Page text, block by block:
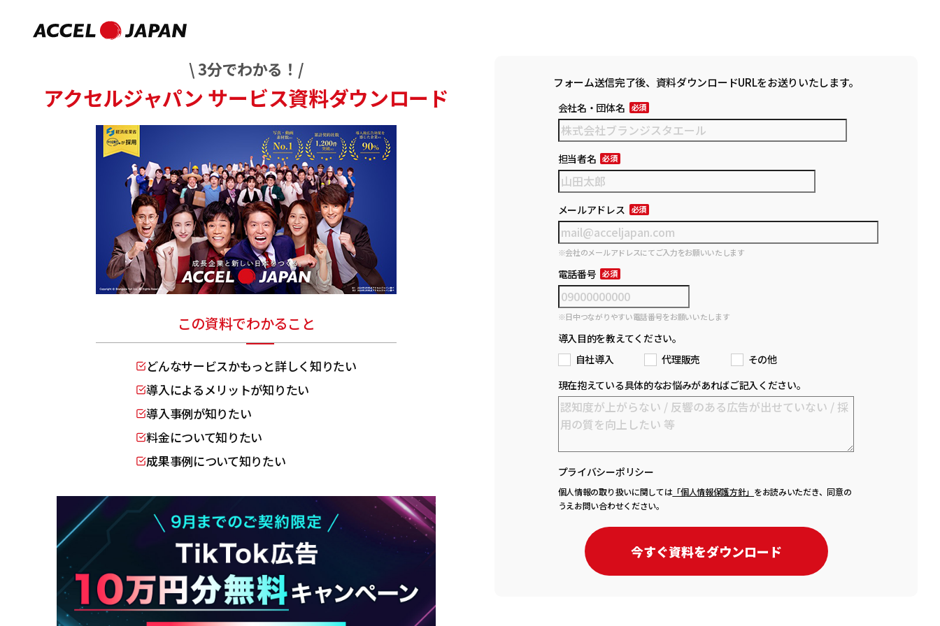
\ 3分でわかる！/
アクセルジャパンサービス資料ダウンロード
この資料でわかること
どんなサービスかもっと詳しく知りたい
導入によるメリットが知りたい
導入事例が知りたい
料金について知りたい
成果事例について知りたい
フォーム送信完了後、資料ダウンロードURLをお送りいたします。
会社名・団体名
担当者名
メールアドレス
※会社のメールアドレスにてご入力をお願いいたします
電話番号
※日中つながりやすい電話番号をお願いいたします
導入目的を教えてください。
自社導入
代理販売
その他
現在抱えている具体的なお悩みがあればご記入ください。
プライバシーポリシー
個人情報の取り扱いに関しては「個人情報保護方針」 をお読みいただき、同意の
うえお問い合わせください。